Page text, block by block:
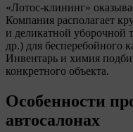
Лотос-клининг
Компания располагает
и деликатной уборочной
др.) для бесперебойного
Инвентарь и химия
конкретного объекта.
Особенности
автосалонах